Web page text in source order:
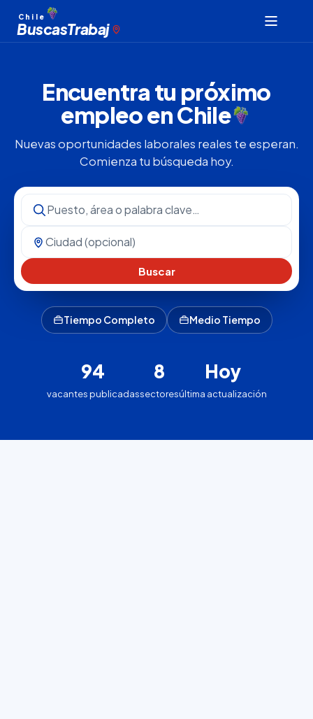
Chile
BuscasTrabaj
Encuentra tu próximo
empleo enChile
Nuevas oportunidades laborales reales te esperan.
Comienza tu búsqueda hoy.
Buscar
Tiempo Completo Medio Tiempo
94
vacantes publicadas
8
sectores
Hoy
última actualización